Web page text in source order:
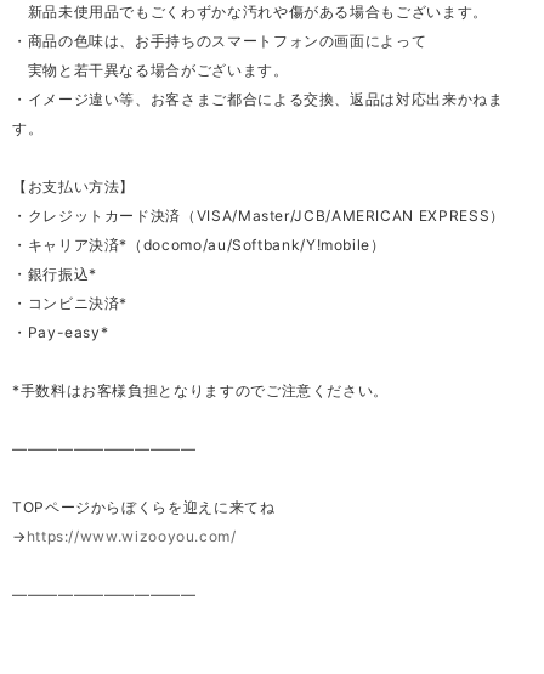
新品未使用品でもごくわずかな汚れや傷がある場合もございます。
・商品の色味は、お手持ちのスマートフォンの画面によって
実物と若干異なる場合がございます。
・イメージ違い等、お客さまご都合による交換、返品は対応出来かねま
す。
【お支払い方法】
・クレジットカード決済（VISA/Master/JCB/AMERICAN EXPRESS）
・キャリア決済*（docomo/au/Softbank/Y!mobile）
・銀行振込*
・コンビニ決済*
・Pay-easy*
*手数料はお客様負担となりますのでご注意ください。
————————————
TOPページからぼくらを迎えに来てね
→ https://www.wizooyou.com/
————————————